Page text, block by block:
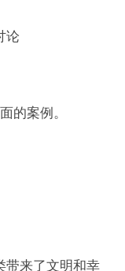
论
的案例。
带来了文明和幸